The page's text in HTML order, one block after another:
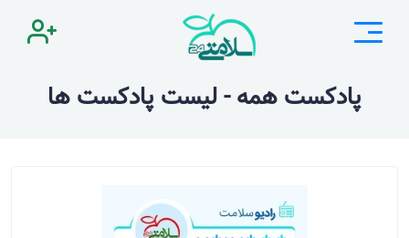
پادکست همه - لیست پادکست ها